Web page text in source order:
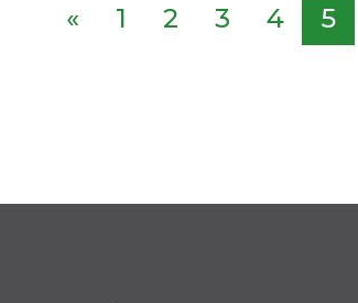
« 1 2 3 4 5